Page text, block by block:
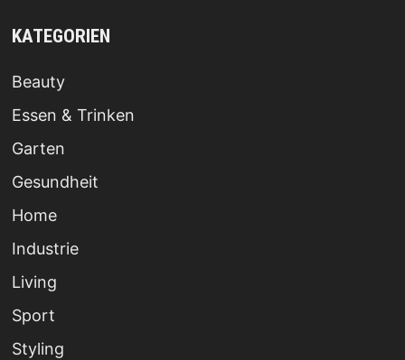
KATEGORIEN
Beauty
Essen & Trinken
Garten
Gesundheit
Home
Industrie
Living
Sport
Styling